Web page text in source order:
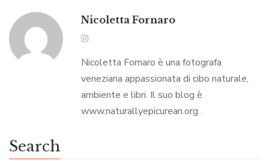
Nicoletta Fornaro
Nicoletta Fornaro è una fotografa
veneziana appassionata di cibo naturale,
ambiente e libri. Il suo blog è
www.naturallyepicurean.org .
Search